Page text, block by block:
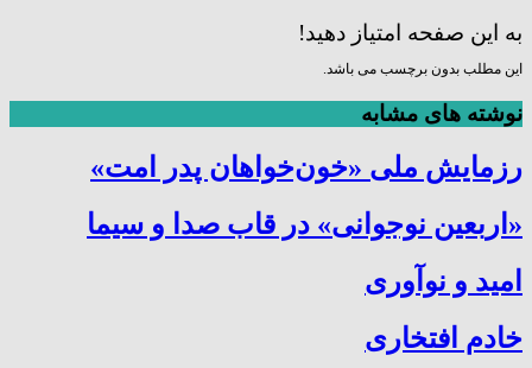
به این صفحه امتیاز دهید!
این مطلب بدون برچسب می باشد.
نوشته های مشابه
رزمایش ملی «خون‌خواهان پدر امت»
«اربعین نوجوانی» در قاب صدا و سیما
امید و نوآوری
خادم افتخاری